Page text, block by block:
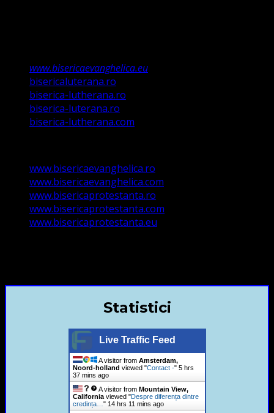
www.bisericaevanghelica.eu
bisericaluterana.ro
biserica-lutherana.ro
biserica-luterana.ro
biserica-lutherana.com
www.bisericaevanghelica.ro
www.bisericaevanghelica.com
www.bisericaprotestanta.ro
www.bisericaprotestanta.com
www.bisericaprotestanta.eu
Statistici
Live Traffic Feed
A visitor from Amsterdam,
Noord-holland viewed "Contact -" 5 hrs
37 mins ago
A visitor from Mountain View,
Californiaviewed "Despre diferența dintre
credința… " 14 hrs 11 mins ago